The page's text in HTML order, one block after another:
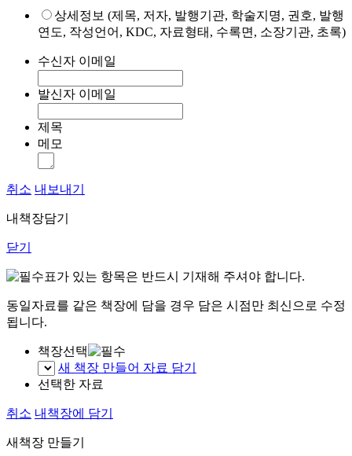
상세정보 (제목, 저자, 발행기관, 학술지명, 권호, 발행
연도, 작성언어, KDC, 자료형태, 수록면, 소장기관, 초록)
수신자 이메일
발신자 이메일
제목
메모
취소 내보내기
내책장담기
닫기
표가 있는 항목은 반드시 기재해 주셔야 합니다.
동일자료를 같은 책장에 담을 경우 담은 시점만 최신으로 수정
됩니다.
책장선택
새 책장 만들어 자료 담기
선택한 자료
취소 내책장에 담기
새책장 만들기